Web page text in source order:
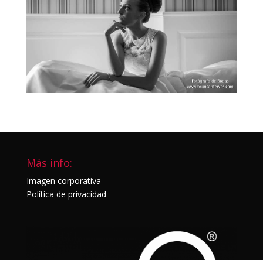
Más info:
Imagen corporativa
Política de privacidad